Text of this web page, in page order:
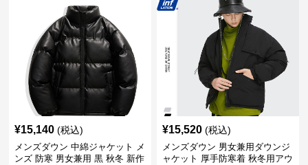
¥15,140 (税込)
メンズダウン 中綿ジャケット メ
ンズ 防寒 男女兼用 黒 秋冬 新作
¥15,520 (税込)
メンズダウン 男女兼用ダウンジ
ャケット 厚手防寒着 秋冬用アウ